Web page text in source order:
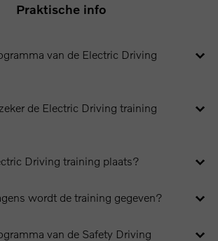
Praktische info
van de Electric Driving
de Electric Driving training
Driving training plaats?
wordt de training gegeven?
van de Safety Driving